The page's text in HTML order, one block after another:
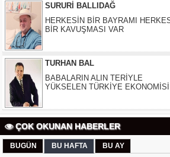
TURHAN BAL
YÜKSELEN TÜRKİYE EKONOMİSİ
ELİF UZUN
İNSANLIĞIN SON KALINTISI MI?
AYDIN COŞKUNTÜRK
ÇOK OKUNAN HABERLER
BUGÜN BU HAFTA BU AY